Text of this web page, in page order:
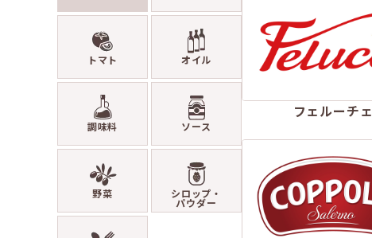
トマト オイル
調味料 ソース
野菜 シロップ・
パウダー
フェルーチェ